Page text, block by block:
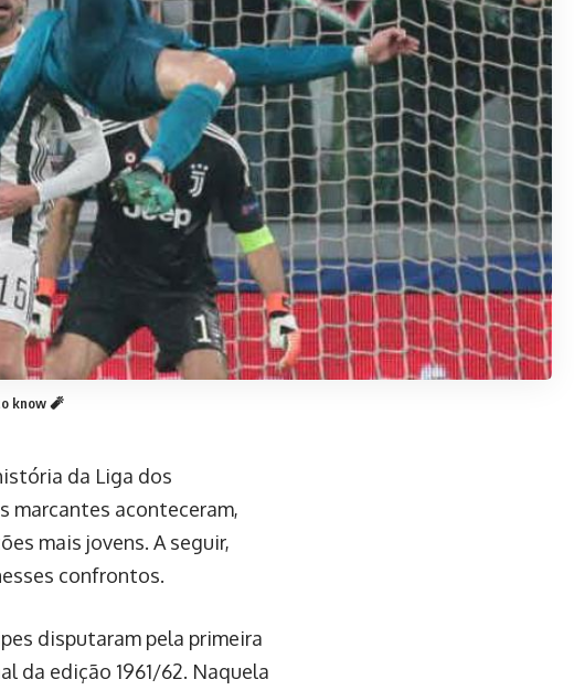
know 🧨
da Liga dos
marcantes aconteceram,
mais jovens. A seguir,
confrontos.
disputaram pela primeira
da edição 1961/62. Naquela